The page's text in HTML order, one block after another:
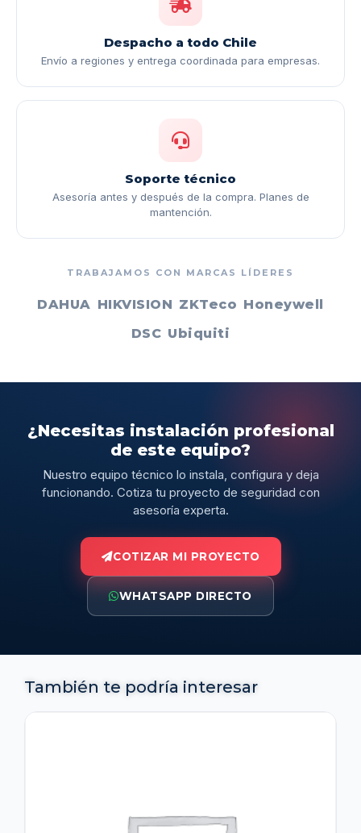
Despacho a todo Chile
Envío a regiones y entrega coordinada para empresas.
Soporte técnico
Asesoría antes y después de la compra. Planes de
mantención.
TRABAJAMOS CON MARCAS LÍDERES
DAHUA HIKVISION ZKTeco Honeywell
DSC Ubiquiti
¿Necesitas instalación profesional
de este equipo?
Nuestro equipo técnico lo instala, configura y deja
funcionando. Cotiza tu proyecto de seguridad con
asesoría experta.
COTIZAR MI PROYECTO
WHATSAPP DIRECTO
También te podría interesar